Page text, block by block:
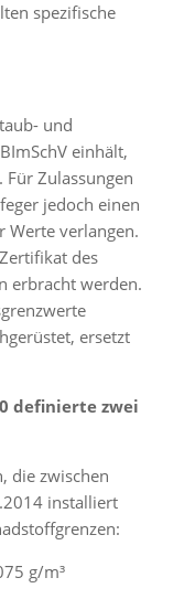
spezifische
und
einhält,
Zulassungen
jedoch einen
Werte verlangen.
des
erbracht werden.
ersetzt
definierte zwei
die zwischen
installiert
g/m³